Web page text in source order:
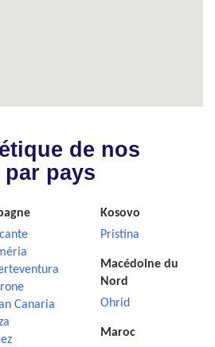
de nos
pays
Canaria
Kosovo
Pristina
Macédoine du
Nord
Ohrid
Maroc